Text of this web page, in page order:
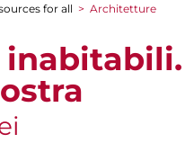
for all > Architetture